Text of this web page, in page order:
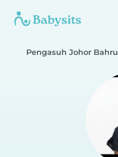
Pengasuh Johor Bahru